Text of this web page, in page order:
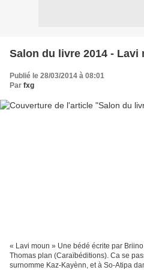
Salon du livre 2014 - Lavi
Publié le 28/03/2014 à 08:01
Par fxg
« Lavi moun » Une bédé écrite par
Thomas plan (Caraïbéditions). Ca se
surnomme Kaz-Kayènn, et à So-Atipa